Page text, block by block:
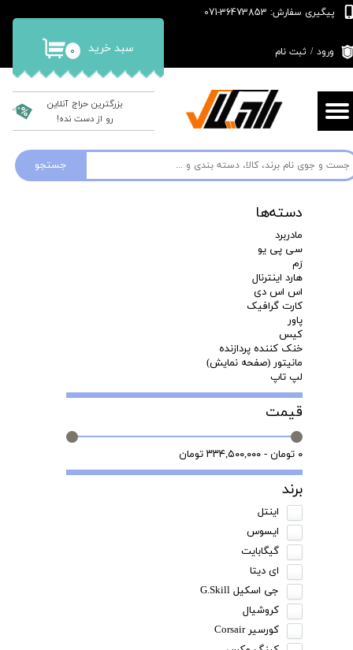
جستجو
پیگیری سفارش: 36473853-071
۰ سبد خرید ورود / ثبت نام
تغییر گذر واژه
سفارشات
بزرگترین حراج آنلاین
رو از دست نده!
دسته‌ها
مادربرد
سی پی یو
رَم
هارد اینترنال
اس اس دی
کارت گرافیک
پاور
کیس
خنک کننده پردازنده
مانیتور (صفحه نمایش)
لپ تاپ
قیمت
۰ تومان - ۳۳۴,۵۰۰,۰۰۰ تومان
برند
اینتل
ایسوس
گیگابایت
ای دیتا
جی اسکیل G.Skill
کروشیال
کورسیر Corsair